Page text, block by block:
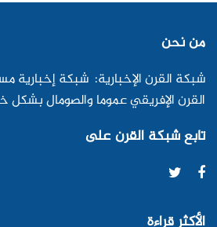
من نحن
شبكة القرن الإخبارية: شبكة
القرن الإفريقي عموما والصومال
تابع شبكة القرن على
الأكثر قراءة